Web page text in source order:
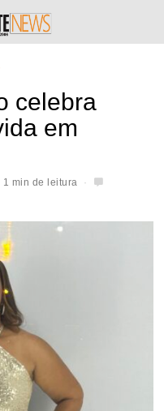
celebra
em
1 min de leitura